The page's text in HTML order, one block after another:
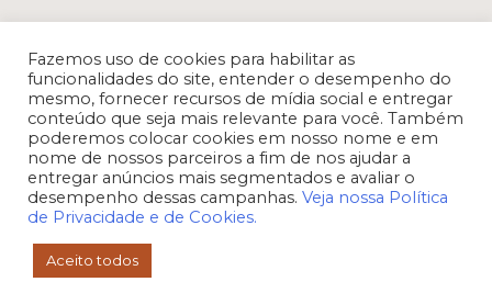
CEP: 81290-060 - CIC
Curitiba - PR - Brasil
Fazemos uso de cookies para habilitar as
funcionalidades do site, entender o desempenho do
mesmo, fornecer recursos de mídia social e entregar
conteúdo que seja mais relevante para você. Também
poderemos colocar cookies em nosso nome e em
nome de nossos parceiros a fim de nos ajudar a
entregar anúncios mais segmentados e avaliar o
desempenho dessas campanhas. Veja nossa Política
de Privacidade e de Cookies.
Aceito todos